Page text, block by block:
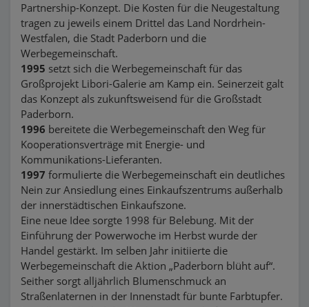
Partnership-Konzept. Die Kosten für die Neugestaltung
tragen zu jeweils einem Drittel das Land Nordrhein-
Westfalen, die Stadt Paderborn und die
Werbegemeinschaft.
1995 setzt sich die Werbegemeinschaft für das
Großprojekt Libori-Galerie am Kamp ein. Seinerzeit galt
das Konzept als zukunftsweisend für die Großstadt
Paderborn.
1996 bereitete die Werbegemeinschaft den Weg für
Kooperationsverträge mit Energie- und
Kommunikations-Lieferanten.
1997 formulierte die Werbegemeinschaft ein deutliches
Nein zur Ansiedlung eines Einkaufszentrums außerhalb
der innerstädtischen Einkaufszone.
Eine neue Idee sorgte 1998 für Belebung. Mit der
Einführung der Powerwoche im Herbst wurde der
Handel gestärkt. Im selben Jahr initiierte die
Werbegemeinschaft die Aktion „Paderborn blüht auf“.
Seither sorgt alljährlich Blumenschmuck an
Straßenlaternen in der Innenstadt für bunte Farbtupfer.